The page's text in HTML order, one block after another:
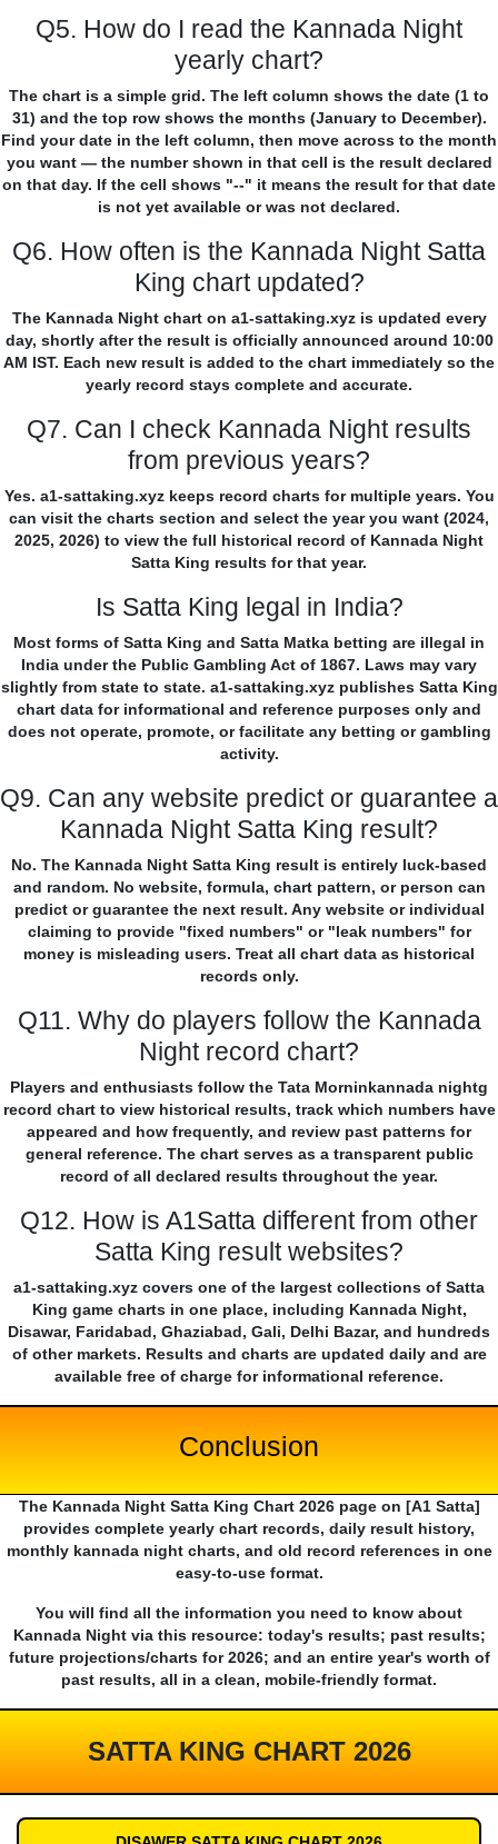
Q5. How do I read the Kannada Night
yearly chart?
The chart is a simple grid. The left column shows the date (1 to
31) and the top row shows the months (January to December).
Find your date in the left column, then move across to the month
you want — the number shown in that cell is the result declared
on that day. If the cell shows "--" it means the result for that date
is not yet available or was not declared.
Q6. How often is the Kannada Night Satta
King chart updated?
The Kannada Night chart on a1-sattaking.xyz is updated every
day, shortly after the result is officially announced around 10:00
AM IST. Each new result is added to the chart immediately so the
yearly record stays complete and accurate.
Q7. Can I check Kannada Night results
from previous years?
Yes. a1-sattaking.xyz keeps record charts for multiple years. You
can visit the charts section and select the year you want (2024,
2025, 2026) to view the full historical record of Kannada Night
Satta King results for that year.
Is Satta King legal in India?
Most forms of Satta King and Satta Matka betting are illegal in
India under the Public Gambling Act of 1867. Laws may vary
slightly from state to state. a1-sattaking.xyz publishes Satta King
chart data for informational and reference purposes only and
does not operate, promote, or facilitate any betting or gambling
activity.
Q9. Can any website predict or guarantee a
Kannada Night Satta King result?
No. The Kannada Night Satta King result is entirely luck-based
and random. No website, formula, chart pattern, or person can
predict or guarantee the next result. Any website or individual
claiming to provide "fixed numbers" or "leak numbers" for
money is misleading users. Treat all chart data as historical
records only.
Q11. Why do players follow the Kannada
Night record chart?
Players and enthusiasts follow the Tata Morninkannada nightg
record chart to view historical results, track which numbers have
appeared and how frequently, and review past patterns for
general reference. The chart serves as a transparent public
record of all declared results throughout the year.
Q12. How is A1Satta different from other
Satta King result websites?
a1-sattaking.xyz covers one of the largest collections of Satta
King game charts in one place, including Kannada Night,
Disawar, Faridabad, Ghaziabad, Gali, Delhi Bazar, and hundreds
of other markets. Results and charts are updated daily and are
available free of charge for informational reference.
Conclusion
The Kannada Night Satta King Chart 2026 page on [A1 Satta]
provides complete yearly chart records, daily result history,
monthly kannada night charts, and old record references in one
easy-to-use format.
You will find all the information you need to know about
Kannada Night via this resource: today's results; past results;
future projections/charts for 2026; and an entire year's worth of
past results, all in a clean, mobile-friendly format.
SATTA KING CHART 2026